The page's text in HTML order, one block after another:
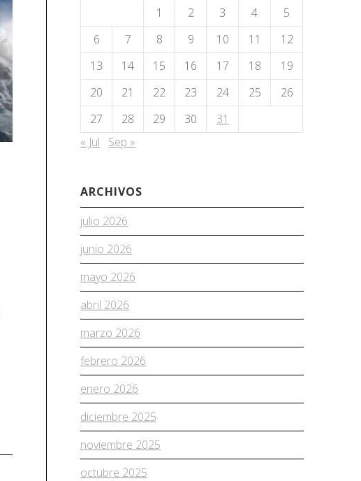
1 2 3 4
5
6
7 8 9 10 11
12
13
14 15 16 17 18
19
20
21 22 23 24 25
26
27
28 29 30
31
« Jul
Sep »
ARCHIVOS
julio 2026
junio 2026
mayo 2026
abril 2026
marzo 2026
febrero 2026
enero 2026
diciembre 2025
noviembre 2025
octubre 2025